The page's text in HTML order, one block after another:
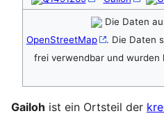
Die Daten
OpenStreetMap
. Die Daten
frei verwendbar und
Gailoh ist ein Ortsteil der